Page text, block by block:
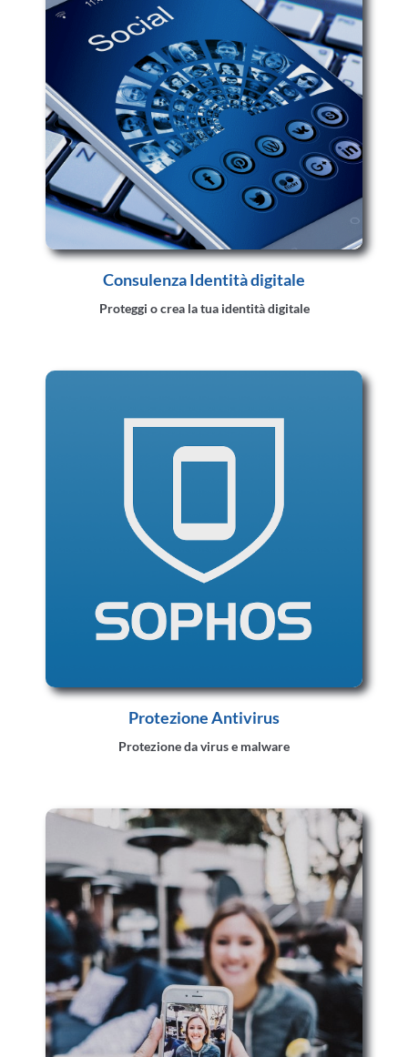
Consulenza Identità digitale
Proteggi o crea la tua identità digitale
Protezione Antivirus
Protezione da virus e malware